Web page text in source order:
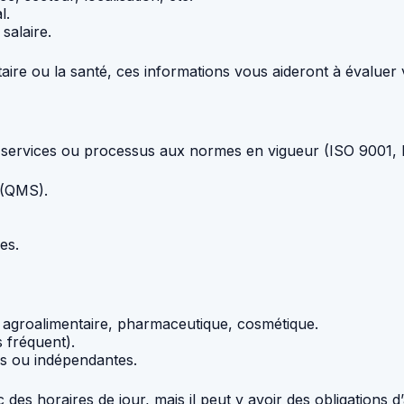
ou la santé, ces informations vous aideront à
ou processus aux normes en vigueur (ISO 9001,
pharmaceutique, cosmétique.
fréquent).
ou indépendantes.
horaires de jour, mais il peut y avoir des obligations